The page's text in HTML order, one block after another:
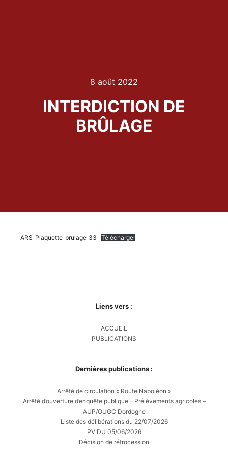
8 août 2022
INTERDICTION DE
BRÛLAGE
ARS_Plaquette_brulage_33 Télécharger
Liens vers :
ACCUEIL
PUBLICATIONS
Dernières publications :
Arrêté de circulation « Route Napoléon »
Arrêté d’ouverture d’enquête publique – Prélèvements agricoles –
AUP/OUGC Dordogne
Liste des délibérations du 22/07/2026
PV DU 05/06/2026
Décision de rétrocession